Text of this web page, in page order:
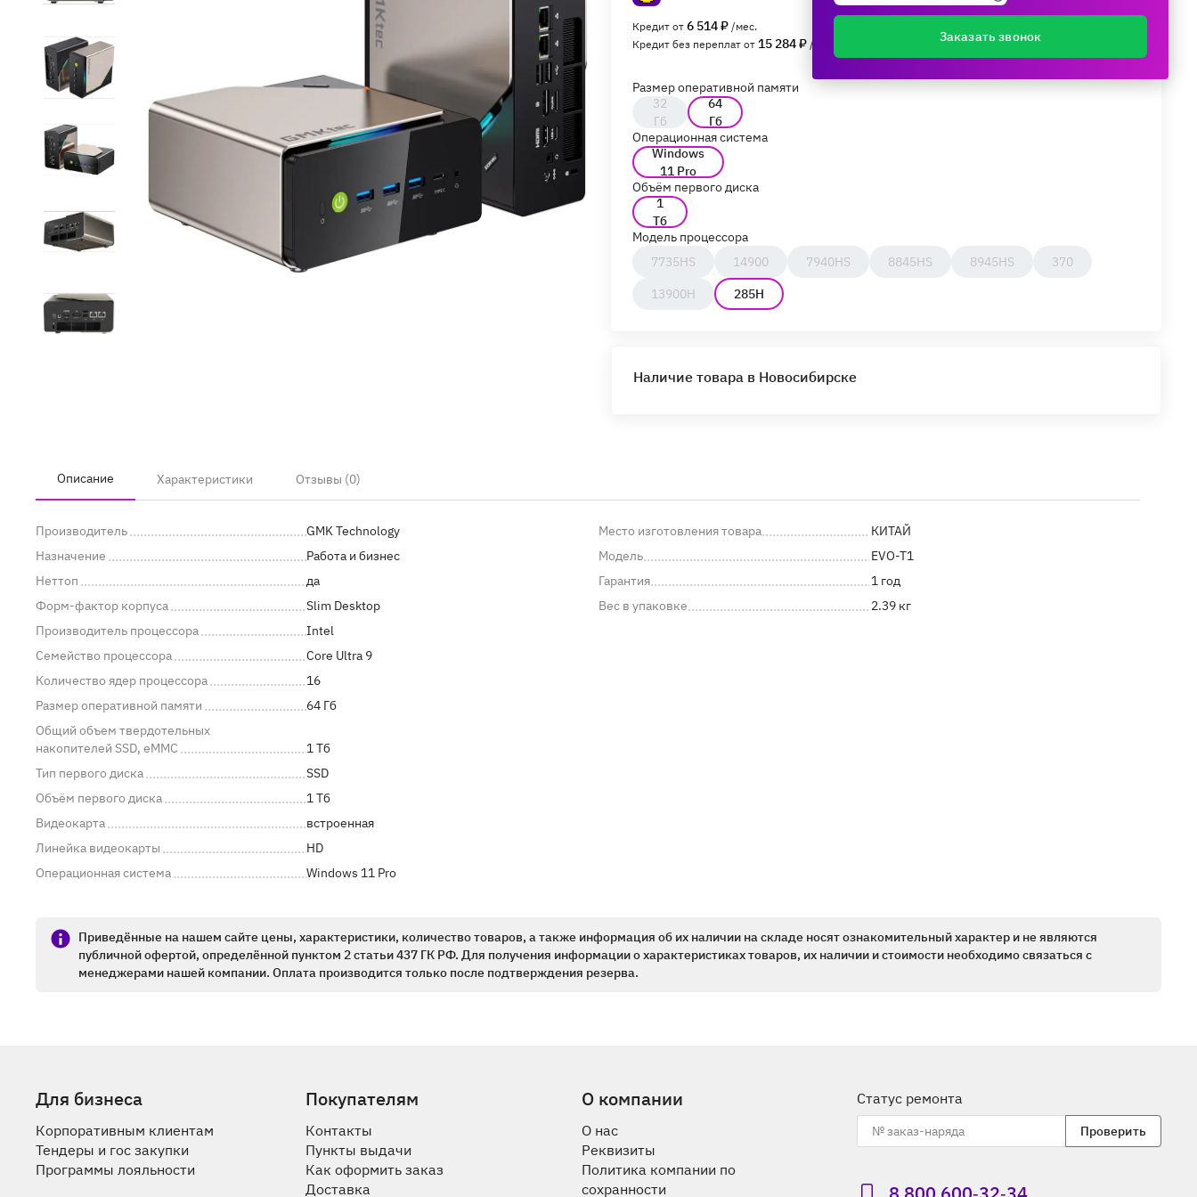
Item
of
Кредит от 6 514 ₽ /мес.
Кредит без переплат от 15 284 ₽ /мес.
Поделиться
Размер оперативной памяти
32
Гб
64
Гб
Операционная система
Windows
11 Pro
Объём первого диска
1
Тб
Модель процессора
7735HS
14900 7940HS 8845HS 8945HS
370
13900H
285H
Наличие товара в Новосибирске
Описание Характеристики Отзывы (0)
Производитель
GMK Technology
Назначение
Работа и бизнес
Неттоп
да
Форм-фактор корпуса
Slim Desktop
Производитель процессора
Intel
Семейство процессора
Core Ultra 9
Количество ядер процессора
16
Размер оперативной памяти
64 Гб
Общий объем твердотельных
накопителей SSD, eMMC
1 Тб
Тип первого диска
SSD
Объём первого диска
1 Тб
Видеокарта
встроенная
Линейка видеокарты
HD
Операционная система
Windows 11 Pro
Место изготовления товара
КИТАЙ
Модель
EVO-T1
Гарантия
1 год
Вес в упаковке
2.39 кг
Приведённые на нашем сайте цены, характеристики, количество товаров, а также информация об их наличии на складе носят ознакомительный характер и не являются
публичной офертой, определённой пунктом 2 статьи 437 ГК РФ. Для получения информации о характеристиках товаров, их наличии и стоимости необходимо связаться с
менеджерами нашей компании. Оплата производится только после подтверждения резерва.
Для бизнеса
Корпоративным клиентам
Тендеры и гос закупки
Программы лояльности
Покупателям
Контакты
Пункты выдачи
Как оформить заказ
Доставка
О компании
О нас
Реквизиты
Политика компании по
сохранности
Статус ремонта
Проверить
Заказать звонок